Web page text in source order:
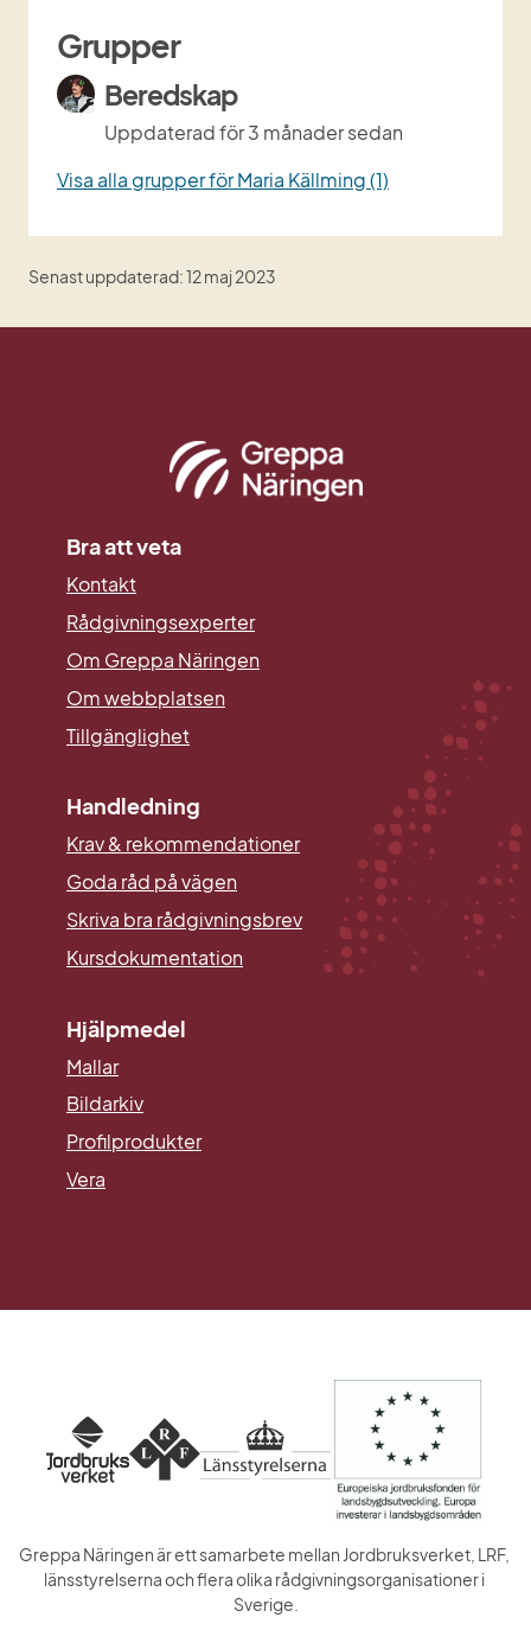
Grupper
Beredskap
Uppdateradför 3 månader sedan
Visa alla grupper för Maria Källming (1)
Senast uppdaterad: 12 maj 2023
Bra att veta
Kontakt
Rådgivningsexperter
Om Greppa Näringen
Om webbplatsen
Tillgänglighet
Handledning
Krav & rekommendationer
Goda råd på vägen
Skriva bra rådgivningsbrev
Kursdokumentation
Hjälpmedel
Mallar
BildarkivLänk till annan webbplats.
Profilprodukter
Vera
Greppa Näringen är ett samarbete mellan Jordbruksverket, LRF,
länsstyrelserna och flera olika rådgivningsorganisationer i
Sverige.